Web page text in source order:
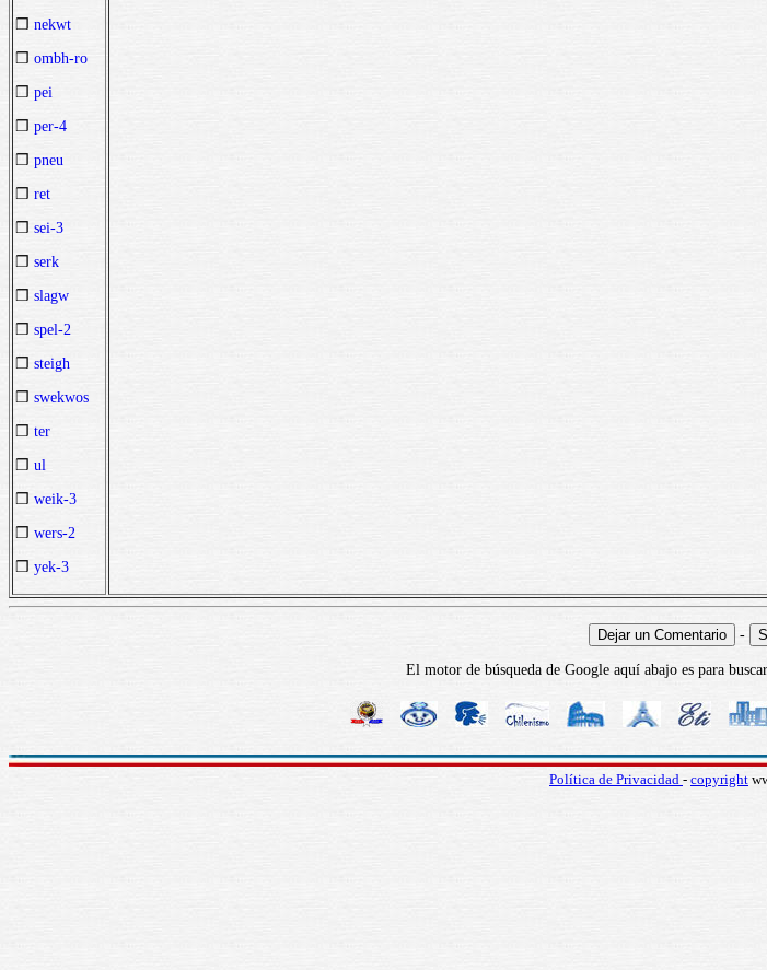
❒ nekwt
❒ ombh-ro
❒ pei
❒ per-4
❒ pneu
❒ ret
❒ sei-3
❒ serk
❒ slagw
❒ spel-2
❒ steigh
❒ swekwos
❒ ter
❒ ul
❒ weik-3
❒ wers-2
❒ yek-3
-
El motor de búsqueda de Google aquí abajo es para
Política de Privacidad - copyright